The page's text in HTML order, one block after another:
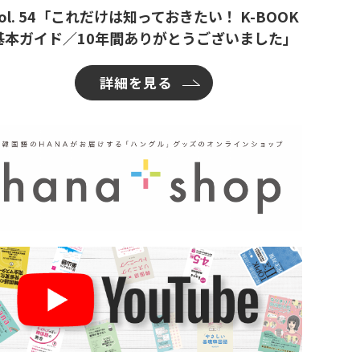
54「これだけは知っておきたい！ K-BOOK
本ガイド／10年間ありがとうございました」
詳細を見る